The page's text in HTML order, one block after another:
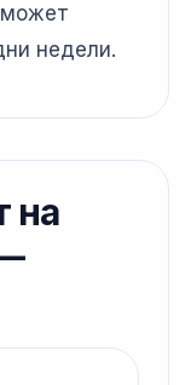
может
недели.
на